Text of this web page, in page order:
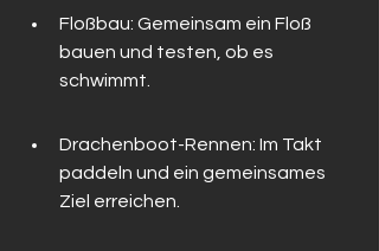
Floßbau: Gemeinsam ein Floß
bauen und testen, ob es
schwimmt.
Drachenboot-Rennen: Im Takt
paddeln und ein gemeinsames
Ziel erreichen.